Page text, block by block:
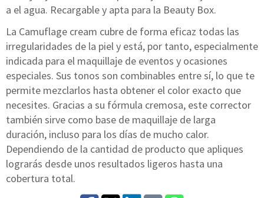
a el agua. Recargable y apta para la Beauty Box.
La Camuflage cream cubre de forma eficaz todas las
irregularidades de la piel y está, por tanto, especialmente
indicada para el maquillaje de eventos y ocasiones
especiales. Sus tonos son combinables entre sí, lo que te
permite mezclarlos hasta obtener el color exacto que
necesites. Gracias a su fórmula cremosa, este corrector
también sirve como base de maquillaje de larga
duración, incluso para los días de mucho calor.
Dependiendo de la cantidad de producto que apliques
lograrás desde unos resultados ligeros hasta una
cobertura total.